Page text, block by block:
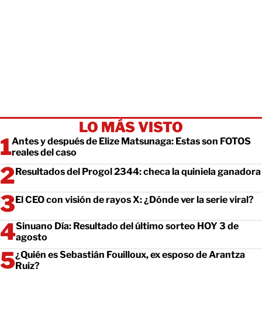
LO MÁS VISTO
Antes y después de Elize Matsunaga: Estas son FOTOS
reales del caso
Resultados del Progol 2344: checa la quiniela ganadora
El CEO con visión de rayos X: ¿Dónde ver la serie viral?
Sinuano Día: Resultado del último sorteo HOY 3 de
agosto
¿Quién es Sebastián Fouilloux, ex esposo de Arantza
Ruiz?